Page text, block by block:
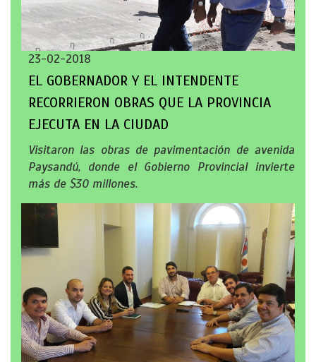
23-02-2018
EL GOBERNADOR Y EL INTENDENTE
RECORRIERON OBRAS QUE LA PROVINCIA
EJECUTA EN LA CIUDAD
Visitaron las obras de pavimentación de avenida
Paysandú, donde el Gobierno Provincial invierte
más de $30 millones.